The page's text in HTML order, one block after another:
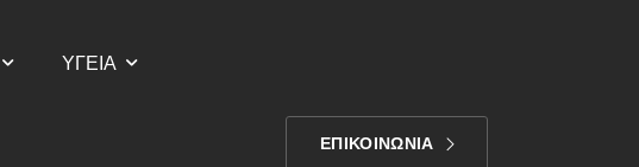
ΥΓΕΙΑ
ΕΠΙΚΟΙΝΩΝΙΑ